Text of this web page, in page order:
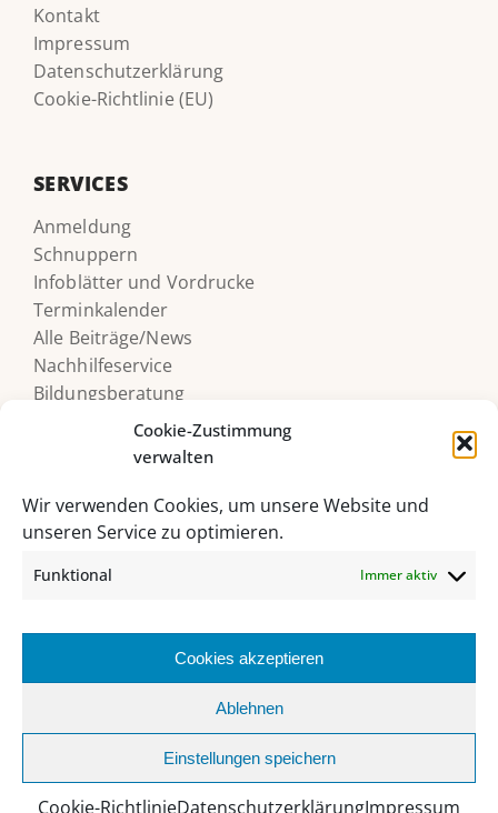
Cookie-Zustimmung
verwalten
Wir verwenden Cookies, um unsere Website und
unseren Service zu optimieren.
Funktional Immer aktiv
Cookies akzeptieren
Ablehnen
Einstellungen speichern
Cookie-RichtlinieDatenschutzerklärungImpressum
Kontakt
Impressum
Datenschutzerklärung
Cookie-Richtlinie (EU)
SERVICES
Anmeldung
Schnuppern
Infoblätter und Vordrucke
Terminkalender
Alle Beiträge/News
Nachhilfeservice
Bildungsberatung
Druckerguthaben
HAK/HAS Bad Ischl, Grazer Straße 27, 4820 Bad Ischl
06132 235 62 |sekretariat@hakhasbadischl.at
Facebook
Instagram
YouTube
Office
365
MS
Teams
Webuntis